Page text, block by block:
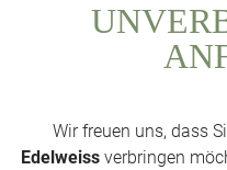
Wir freuen uns, dass
Edelweiss verbringen